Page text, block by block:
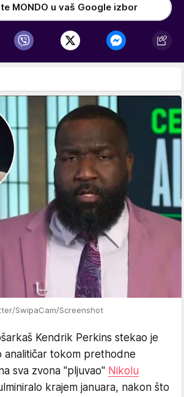
MONDO u vaš Google izbor
SwipaCam/Screenshot
Kendrik Perkins stekao je
analitičar tokom prethodne
sva zvona "pljuvao" Nikolu
krajem januara, nakon što